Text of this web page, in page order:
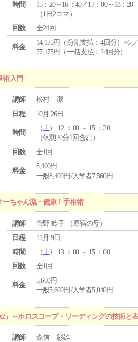
時間
15：20～16：40／17：00～18：20
（1日2コマ）
回数
全24回
料金
14,175円（分割支払：4回分）×6
77,175円（一括支払：24回分）
術入門
講師
松村 潔
日程
10月 26日
時間
（土） 12 ：00 ～ 15 ：20
（休憩20分1回含む）
回数
全1回
料金
8,400円
一般8,400円/入学者7,560円
ちゃん流・健康！手相術
講師
菅野 鈴子 （原宿の母）
日程
11月 9日
時間
（土） 13 ：00 ～ 15 ：00
回数
全1回
料金
5,600円
一般5,600円/入学者5,040円
」～ホロスコープ・リーディングの技術と
講師 森信 彰雄